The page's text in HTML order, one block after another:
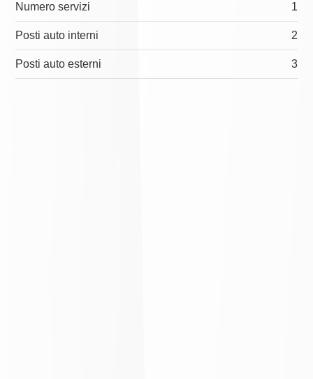
Numero servizi 1
Posti auto interni 2
Posti auto esterni 3